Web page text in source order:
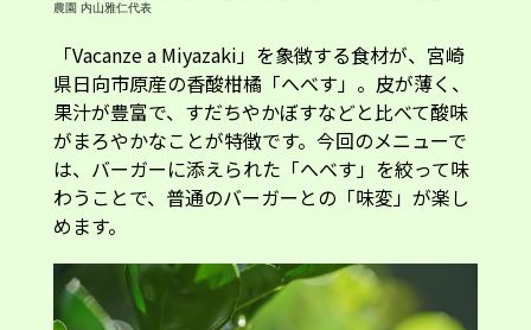
「Vacanze a Miyazaki」を象徴する食材が、宮崎
県日向市原産の香酸柑橘「へべす」。皮が薄く、
果汁が豊富で、すだちやかぼすなどと比べて酸味
がまろやかなことが特徴です。今回のメニューで
は、バーガーに添えられた「へべす」を絞って味
わうことで、普通のバーガーとの「味変」が楽し
めます。